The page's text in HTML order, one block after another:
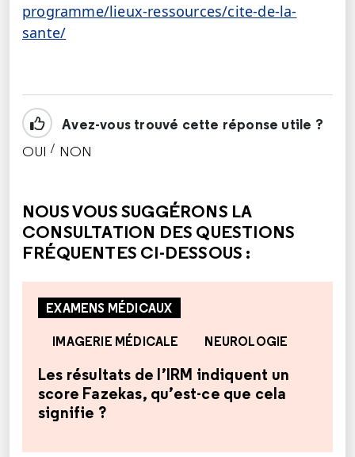
programme/lieux-ressources/cite-de-la-
sante/
Avez-vous trouvé cette réponse utile ?
OUI / NON
NOUS VOUS SUGGÉRONS LA
CONSULTATION DES QUESTIONS
FRÉQUENTES CI-DESSOUS :
EXAMENS MÉDICAUX
IMAGERIE MÉDICALE NEUROLOGIE
Les résultats de l’IRM indiquent un
score Fazekas, qu’est-ce que cela
signifie ?